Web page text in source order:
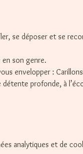
se déposer et se
en son genre.
envelopper :
profonde, à
analytiques et de